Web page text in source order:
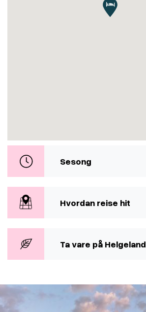
Sesong
Hvordan reise hit
Ta vare på Helgeland